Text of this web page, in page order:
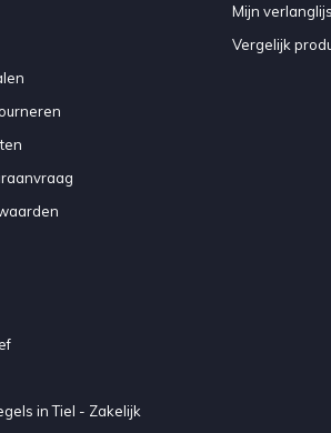
in Tiel - Zakelijk
Mijn
Vergelijk